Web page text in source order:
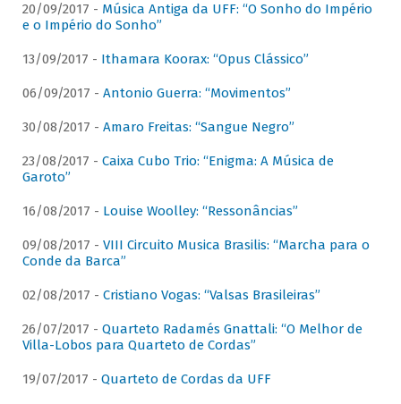
20/09/2017 - Música Antiga da UFF: “O Sonho do Império
e o Império do Sonho”
13/09/2017 - Ithamara Koorax: “Opus Clássico”
06/09/2017 - Antonio Guerra: “Movimentos”
30/08/2017 - Amaro Freitas: “Sangue Negro”
23/08/2017 - Caixa Cubo Trio: “Enigma: A Música de
Garoto”
16/08/2017 - Louise Woolley: “Ressonâncias”
09/08/2017 - VIII Circuito Musica Brasilis: “Marcha para o
Conde da Barca”
02/08/2017 - Cristiano Vogas: “Valsas Brasileiras”
26/07/2017 - Quarteto Radamés Gnattali: “O Melhor de
Villa-Lobos para Quarteto de Cordas”
19/07/2017 - Quarteto de Cordas da UFF